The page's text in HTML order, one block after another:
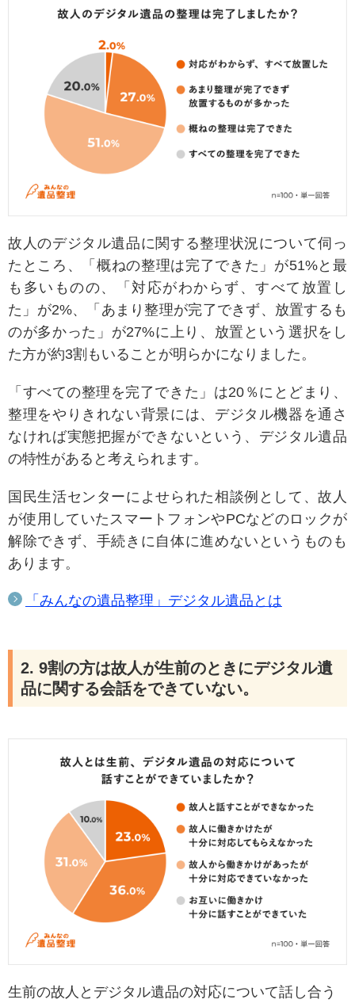
故人のデジタル遺品に関する整理状況について伺っ
たところ、「概ねの整理は完了できた」が51%と最
も多いものの、「対応がわからず、すべて放置し
た」が2%、「あまり整理が完了できず、放置するも
のが多かった」が27%に上り、放置という選択をし
た方が約3割もいることが明らかになりました。
「すべての整理を完了できた」は20％にとどまり、
整理をやりきれない背景には、デジタル機器を通さ
なければ実態把握ができないという、デジタル遺品
の特性があると考えられます。
国民生活センターによせられた相談例として、故人
が使用していたスマートフォンやPCなどのロックが
解除できず、手続きに自体に進めないというものも
あります。
「みんなの遺品整理」デジタル遺品とは
2. 9割の方は故人が生前のときにデジタル遺
品に関する会話をできていない。
生前の故人とデジタル遺品の対応について話し合う